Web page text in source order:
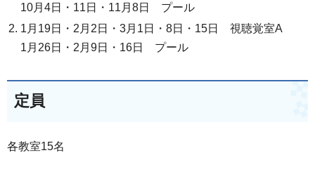
10月4日・11日・11月8日 プール
1月19日・2月2日・3月1日・8日・15日 視聴覚室A
1月26日・2月9日・16日 プール
定員
各教室15名